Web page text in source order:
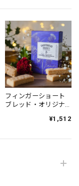
フィンガーショート
ブレッド・オリジナ
ルレシピ（箱入り・
¥1,512